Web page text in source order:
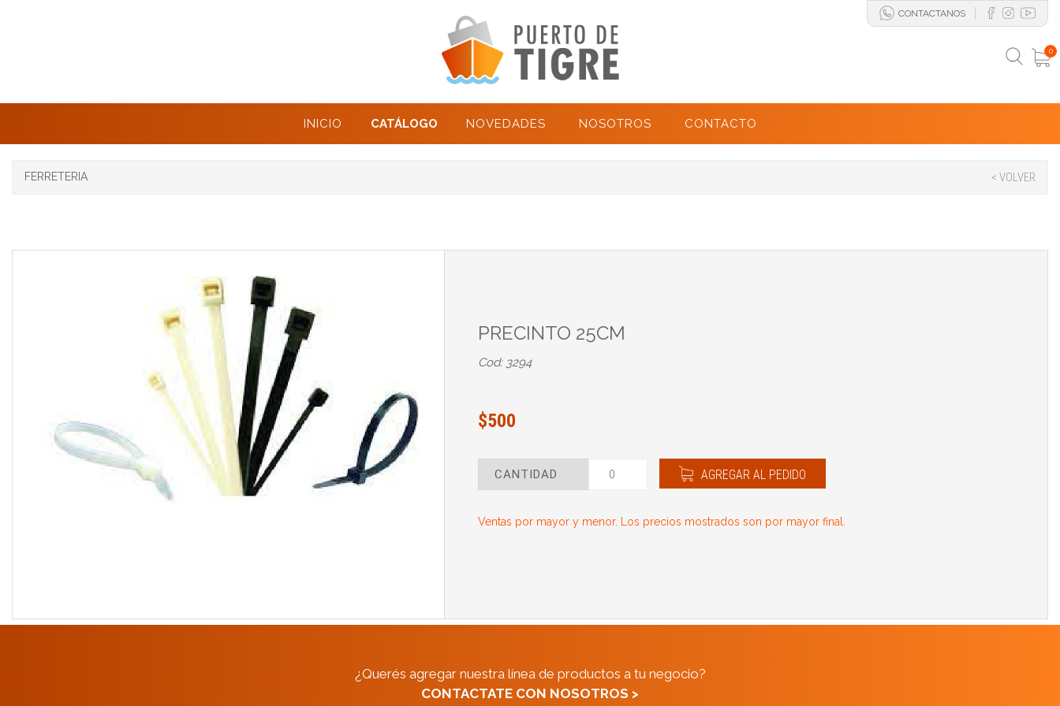
CONTACTANOS
0
INICIO CATÁLOGO NOVEDADES NOSOTROS CONTACTO
FERRETERIA < VOLVER
PRECINTO 25CM
Cod: 3294
$500
CANTIDAD AGREGAR AL PEDIDO
Ventas por mayor y menor. Los precios mostrados son por mayor final.
¿Querés agregar nuestra línea de productos a tu negocio?
CONTACTATE CON NOSOTROS >